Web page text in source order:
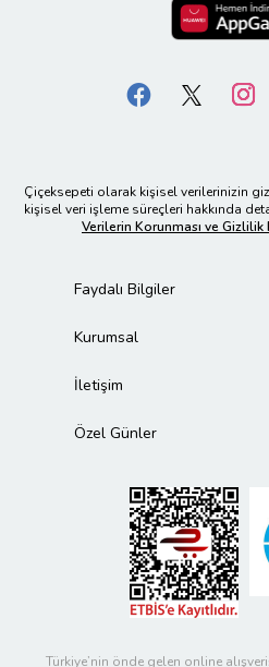
Çiçeksepeti olarak kişisel verilerinizin
kişisel veri işleme süreçleri hakkında
Verilerin Korunması ve Gizlilik
Faydalı Bilgiler
Kurumsal
İletişim
Özel Günler
Türkiye’nin önde gelen online